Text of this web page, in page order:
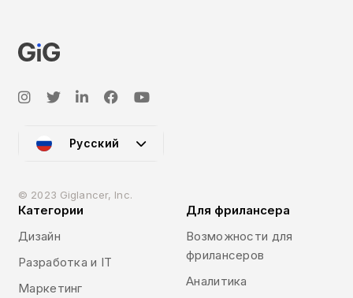
Русский
© 2023 Giglancer, Inc.
Категории
Дизайн
Разработка и IT
Маркетинг
Для фрилансера
Возможности для
фрилансеров
Аналитика